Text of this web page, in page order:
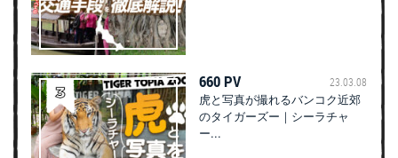
660 PV 23.03.08
虎と写真が撮れるバンコク近郊
のタイガーズー｜シーラチャ
ー...